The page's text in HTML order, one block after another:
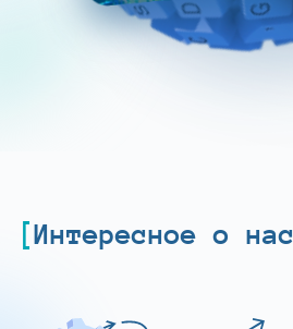
Интересное о нас